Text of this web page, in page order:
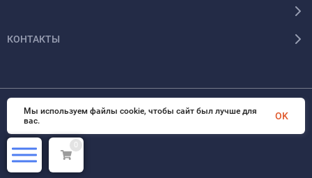
КОНТАКТЫ
© 2026 InSale. Все права защищены
0
Мы используем файлы cookie, чтобы сайт был лучше для
вас.
OK